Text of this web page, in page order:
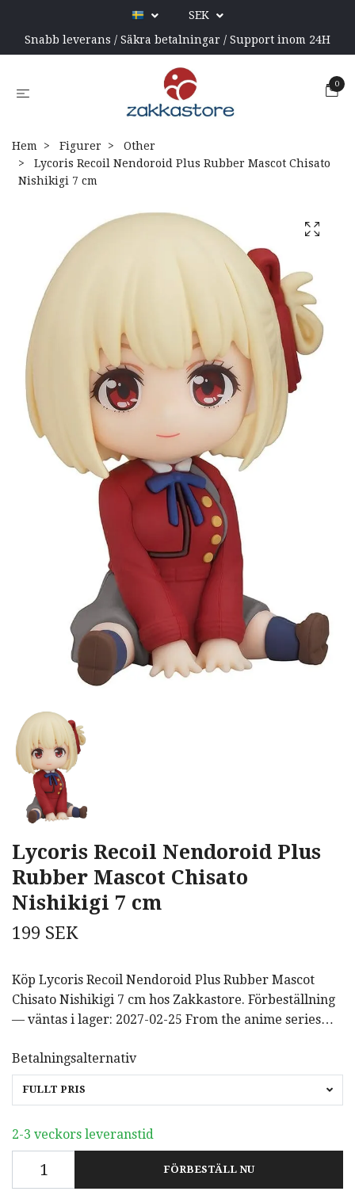
SEK
Snabb leverans / Säkra betalningar / Support inom 24H
0
Hem Figurer
Other
Lycoris Recoil Nendoroid Plus Rubber Mascot Chisato
Nishikigi 7 cm
Lycoris Recoil Nendoroid Plus
Rubber Mascot Chisato
Nishikigi 7 cm
199 SEK
Köp Lycoris Recoil Nendoroid Plus Rubber Mascot
Chisato Nishikigi 7 cm hos Zakkastore. Förbeställning
— väntas i lager: 2027-02-25 From the anime series…
Betalningsalternativ
FULLT PRIS
2-3 veckors leveranstid
FÖRBESTÄLL NU